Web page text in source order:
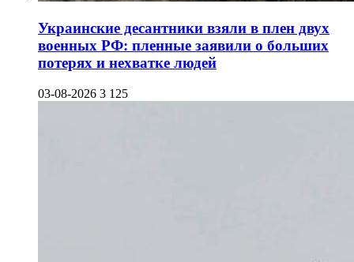
Украинские десантники взяли в плен двух
военных РФ: пленные заявили о больших
потерях и нехватке людей
03-08-2026 3 125